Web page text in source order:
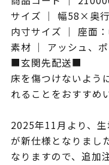
サイズ ｜ 幅58×奥
内寸サイズ ｜ 座面
素材 ｜ アッシュ、
■玄関先配送■
床を傷つけないよう
れることをおすすめ
2025年11月より、
が新仕様となりまし
なりますので、追加